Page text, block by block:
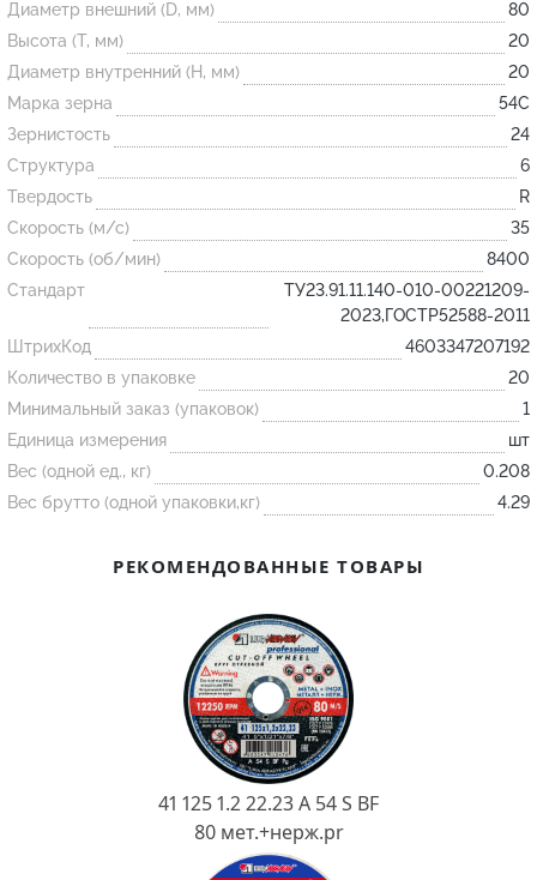
Огнеупорные
изделия
Скачать каталог
Тигель
Муфель
Черпак
Шербер
Трубка
Стержень
Пробка
Подставка
Лодочка
Контакт
Огнеупорная SiC смесь
Диаметр внешний (D, мм)
80
Высота (T, мм)
20
Диаметр внутренний (H, мм)
20
Марка зерна
54С
Зернистость
24
Структура
6
Твердость
R
Скорость (м/с)
35
Скорость (об/мин)
8400
Стандарт
ТУ23.91.11.140-010-00221209-
2023,ГОСТР52588-2011
ШтрихКод
4603347207192
Количество в упаковке
20
Минимальный заказ (упаковок)
1
Единица измерения
шт
Вес (одной ед., кг)
0.208
Вес брутто (одной упаковки,кг)
4.29
РЕКОМЕНДОВАННЫЕ ТОВАРЫ
41 125 1.2 22.23 A 54 S BF
80 мет.+нерж.pr